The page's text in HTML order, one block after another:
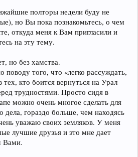
полторы недели буду не
но Вы пока познакомьтесь, о чем
откуда меня к Вам пригласили и
на эту тему.
но без хамства.
поводу того, что «легко рассуждать,
кто боится вернуться на Урал
трудностями. Просто сидя в
можно очень многое сделать для
дела, гораздо больше, чем находясь
уважаю своих земляков. У меня
лучшие друзья и это мне дает
Вами.